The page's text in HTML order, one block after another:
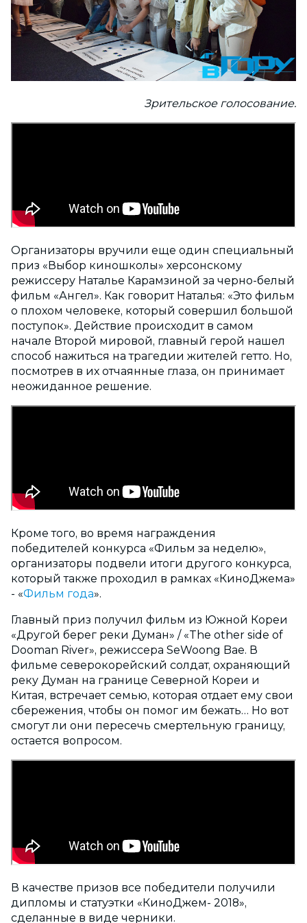
Зрительское голосование.
Организаторы вручили еще один специальный
приз «Выбор киношколы» херсонскому
режиссеру Наталье Карамзиной за черно-белый
фильм «Ангел». Как говорит Наталья: «Это фильм
о плохом человеке, который совершил большой
поступок». Действие происходит в самом
начале Второй мировой, главный герой нашел
способ нажиться на трагедии жителей гетто. Но,
посмотрев в их отчаянные глаза, он принимает
неожиданное решение.
Кроме того, во время награждения
победителей конкурса «Фильм за неделю»,
организаторы подвели итоги другого конкурса,
который также проходил в рамках «КиноДжема»
- «Фильм года».
Главный приз получил фильм из Южной Кореи
«Другой берег реки Думан» / «The other side of
Dooman River», режиссера SeWoong Bae. В
фильме северокорейский солдат, охраняющий
реку Думан на границе Северной Кореи и
Китая, встречает семью, которая отдает ему свои
сбережения, чтобы он помог им бежать… Но вот
смогут ли они пересечь смертельную границу,
остается вопросом.
В качестве призов все победители получили
дипломы и статуэтки «КиноДжем- 2018»,
сделанные в виде черники.